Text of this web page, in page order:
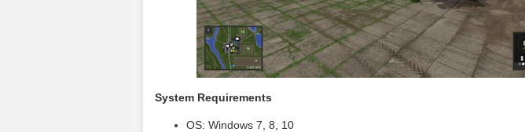
System Requirements
OS: Windows 7, 8, 10